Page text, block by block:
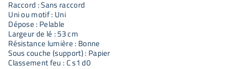
Raccord : Sans raccord
Uni ou motif : Uni
Dépose : Pelable
Largeur de lé : 53 cm
Résistance lumière : Bonne
Sous couche (support) : Papier
Classement feu : C s1 d0